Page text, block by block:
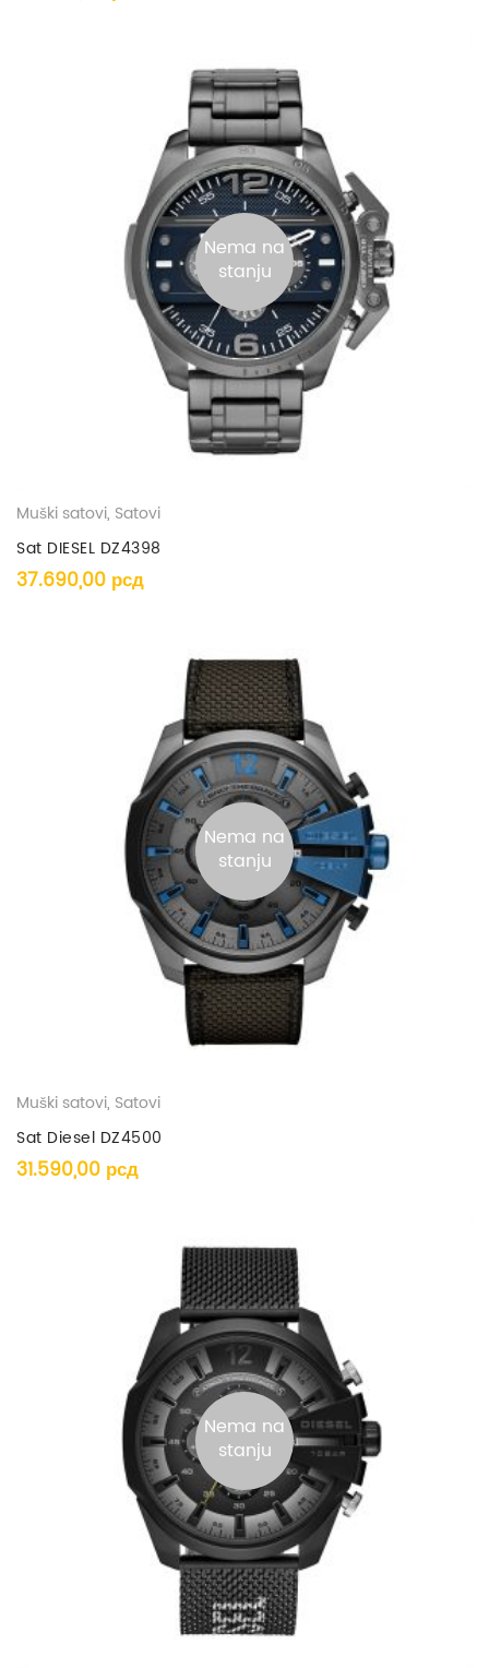
Nema na
stanju
Muški satovi, Satovi
Sat DIESEL DZ4398
37.690,00 рсд
Nema na
stanju
Muški satovi, Satovi
Sat Diesel DZ4500
31.590,00 рсд
Nema na
stanju